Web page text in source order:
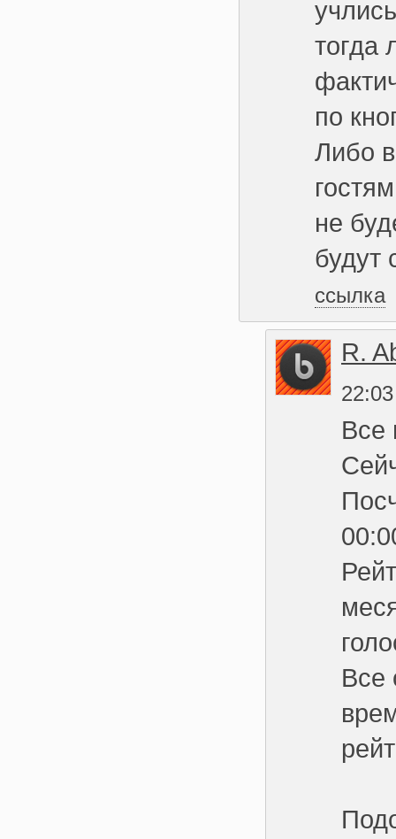
тогда
по
Либо
не
будут
ссылка
R.
22:03
Все
Все